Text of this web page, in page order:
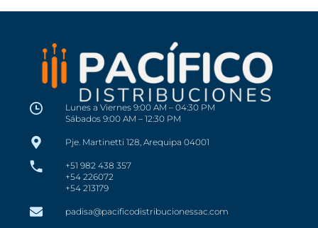
Lunes a Viernes 9:00 AM – 04:30 PM
Sábados 9:00 AM – 12:30 PM
Pje. Martinetti 128, Arequipa 04001
+51 982 438 357
+54 226072
+54 213179
padisa@pacificodistribucionessac.com